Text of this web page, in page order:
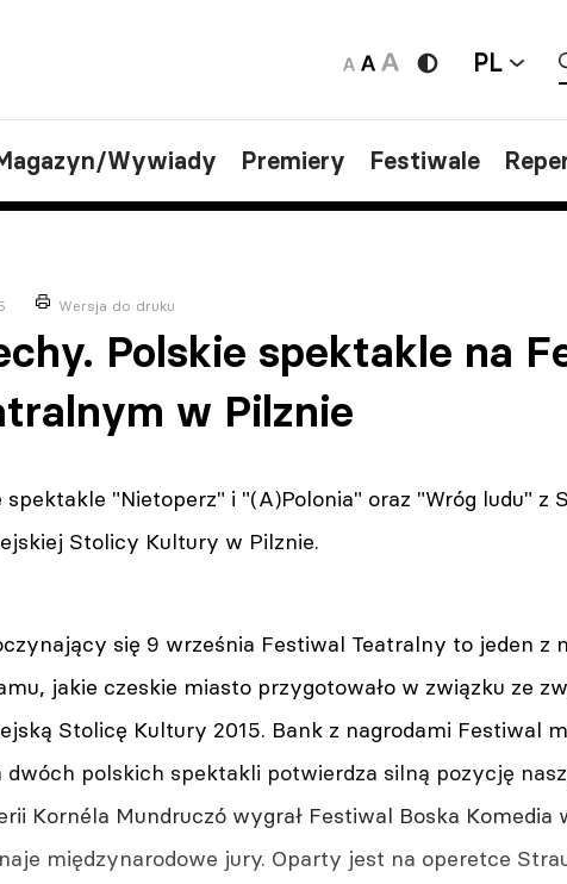
PL
Wywiady Premiery Festiwale
Wersja do druku
Polskie spektakle na
w Pilznie
spektakle "Nietoperz" i "(A)Polonia" oraz "Wróg ludu" z
Stolicy Kultury w Pilznie.
się 9 września Festiwal Teatralny to jeden z
jakie czeskie miasto przygotowało w związku ze
Stolicę Kultury 2015. Bank z nagrodami Festiwal
dwóch polskich spektakli potwierdza silną pozycję
Kornéla Mundruczó wygrał Festiwal Boska
międzynarodowe jury. Oparty jest na operetce